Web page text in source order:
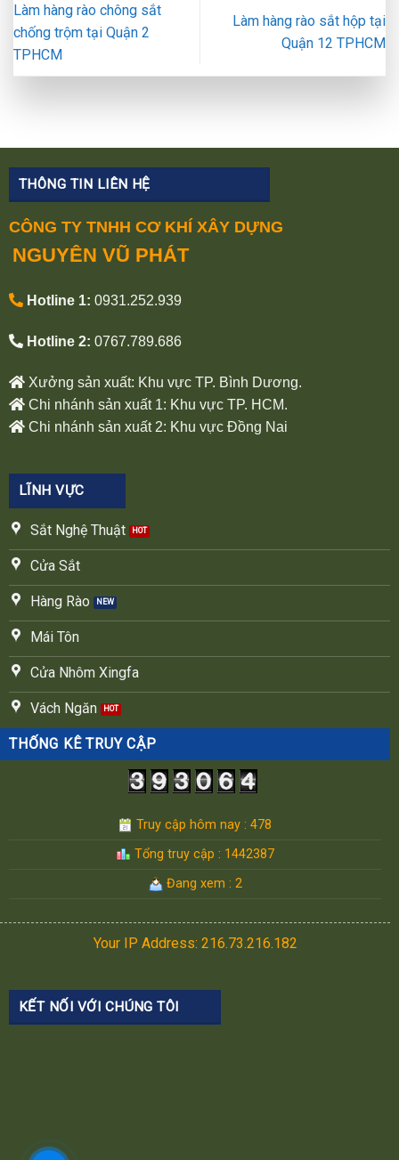
Làm hàng rào chông sắt
chống trộm tại Quận 2
TPHCM
Làm hàng rào sắt hộp tại
Quận 12 TPHCM
THÔNG TIN LIÊN HỆ
CÔNG TY TNHH CƠ KHÍ XÂY DỰNG
NGUYÊN VŨ PHÁT
Hotline 1: 0931.252.939
Hotline 2: 0767.789.686
Xưởng sản xuất: Khu vực TP. Bình Dương.
Chi nhánh sản xuất 1: Khu vực TP. HCM.
Chi nhánh sản xuất 2: Khu vực Đồng Nai
LĨNH VỰC
Sắt Nghệ Thuật
Cửa Sắt
Hàng Rào
Mái Tôn
Cửa Nhôm Xingfa
Vách Ngăn
THỐNG KÊ TRUY CẬP
Truy cập hôm nay : 478
Tổng truy cập : 1442387
Đang xem : 2
Your IP Address: 216.73.216.182
KẾT NỐI VỚI CHÚNG TÔI